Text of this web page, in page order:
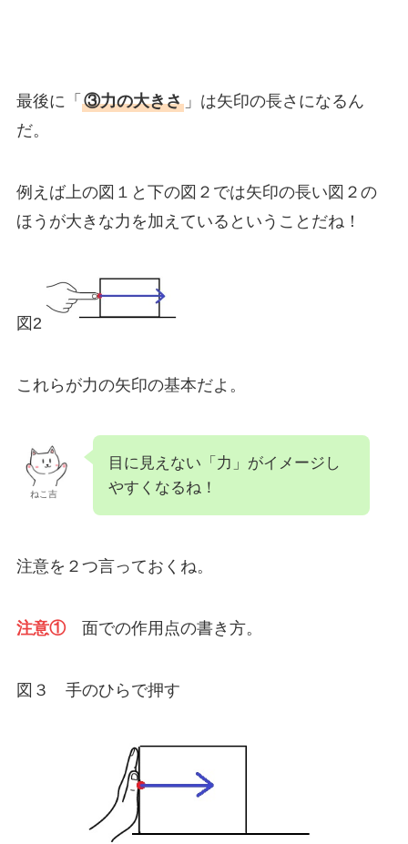
最後に「 ③力の大きさ」は矢印の長さになるん
だ。
例えば上の図１と下の図２では矢印の長い図２の
ほうが大きな力を加えているということだね！
図2
これらが力の矢印の基本だよ。
ねこ吉
目に見えない「力」がイメージし
やすくなるね！
注意を２つ言っておくね。
注意①面での作用点の書き方。
図３ 手のひらで押す